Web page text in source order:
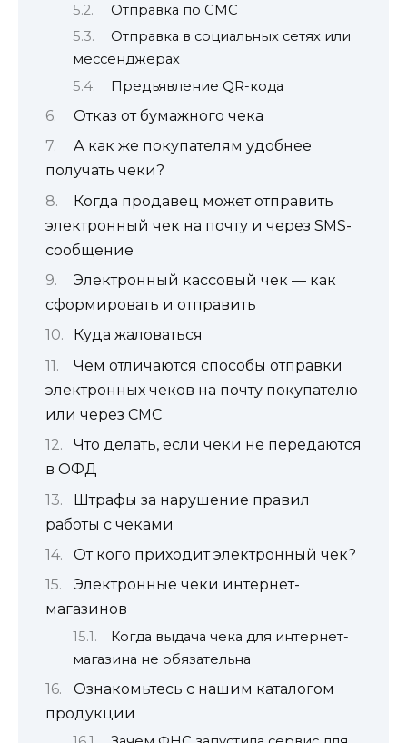
Отправка по СМС
Отправка в социальных сетях или
мессенджерах
Предъявление QR-кода
Отказ от бумажного чека
А как же покупателям удобнее
получать чеки?
Когда продавец может отправить
электронный чек на почту и через SMS-
сообщение
Электронный кассовый чек — как
сформировать и отправить
Куда жаловаться
Чем отличаются способы отправки
электронных чеков на почту покупателю
или через СМС
Что делать, если чеки не передаются
в ОФД
Штрафы за нарушение правил
работы с чеками
От кого приходит электронный чек?
Электронные чеки интернет-
магазинов
Когда выдача чека для интернет-
магазина не обязательна
Ознакомьтесь с нашим каталогом
продукции